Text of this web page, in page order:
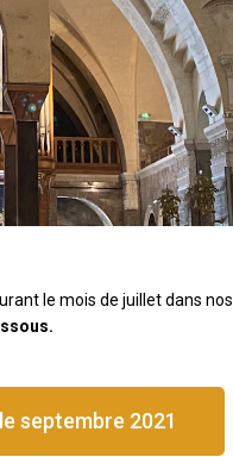
le mois de juillet dans nos
septembre 2021